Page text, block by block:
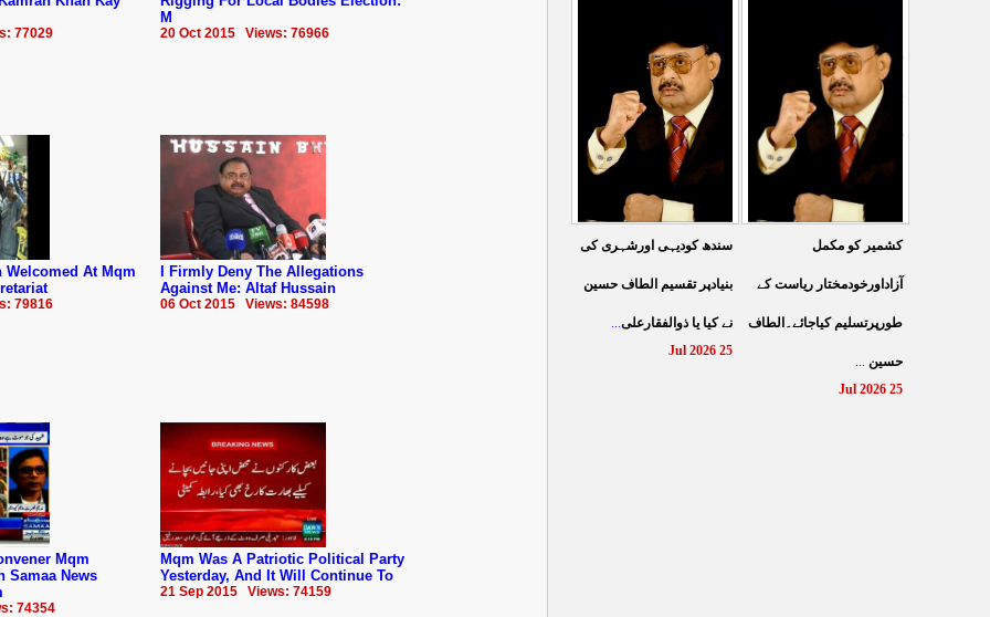
77029
M
20 Oct 2015 Views: 76966
Welcomed At Mqm
79816
I Firmly Deny The Allegations
Against Me: Altaf Hussain
06 Oct 2015 Views: 84598
Mqm
Samaa News
74354
Mqm Was A Patriotic Political Party
Yesterday, And It Will Continue To
21 Sep 2015 Views: 74159
کے نظام سے نجات کے لئے
جین زی کوآگے آنا ہوگا۔
...
کرتے مہاجروں نے ظلم
کیایامہاجروں پر ظلم
...
سندھ کودیہی اورشہری کی
بنیادپر تقسیم الطاف حسین
نے کیا یا ذوالفقارعلی...
25 Jul 2026
کشمیر کو مکمل
آزاداورخودمختار ریاست کے
طورپرتسلیم کیاجائے۔الطاف
حسین ...
25 Jul 2026